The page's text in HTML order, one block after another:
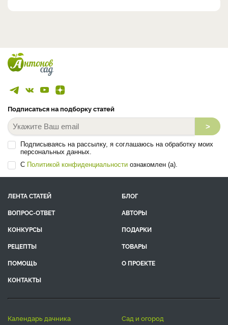
Подписаться на подборку статей
>
Подписываясь на рассылку, я соглашаюсь на обработку моих
персональных данных.
С Политикой конфиденциальности ознакомлен (а).
ЛЕНТА СТАТЕЙ
БЛОГ
ВОПРОС-ОТВЕТ
АВТОРЫ
КОНКУРСЫ
ПОДАРКИ
РЕЦЕПТЫ
ТОВАРЫ
ПОМОЩЬ
О ПРОЕКТЕ
КОНТАКТЫ
календарь дачника
сад и огород